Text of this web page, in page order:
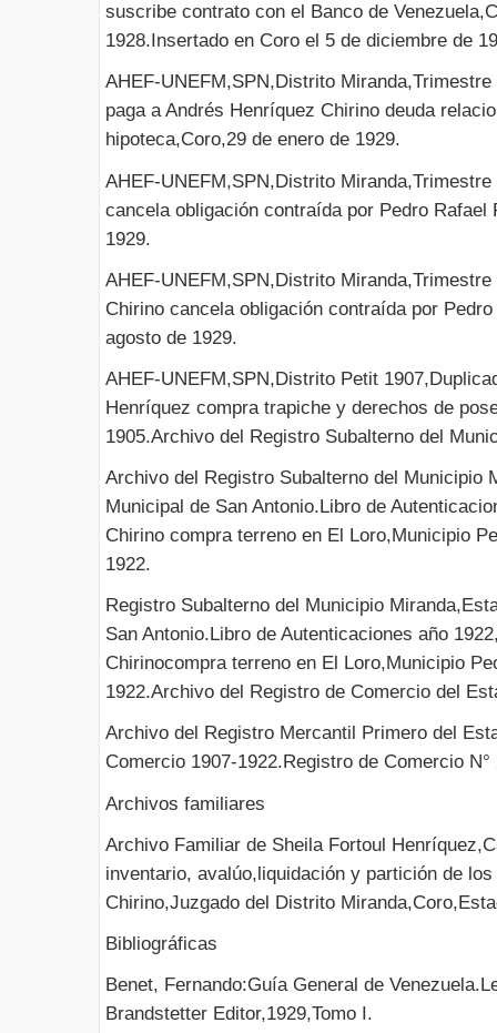
suscribe contrato con el Banco de
1928.Insertado en Coro el 5 de diciembre de
AHEF-UNEFM,SPN,Distrito
paga a Andrés Henríquez Chirino deuda
hipoteca,Coro,29 de enero de 1929.
AHEF-UNEFM,SPN,Distrito
cancela obligación contraída por Pedro Rafael
1929.
AHEF-UNEFM,SPN,Distrito
Chirino cancela obligación contraída por
agosto de 1929.
AHEF-UNEFM,SPN,Distrito Petit
Henríquez compra trapiche y derechos de
1905.Archivo del Registro Subalterno del
Archivo del Registro Subalterno del Municipio
Municipal de San Antonio.Libro de
Chirino compra terreno en El Loro,Municipio
1922.
Registro Subalterno del Municipio
San Antonio.Libro de Autenticaciones año
Chirinocompra terreno en El Loro,Municipio
1922.Archivo del Registro de Comercio del
Archivo del Registro Mercantil Primero del
Comercio 1907-1922.Registro de Comercio
Archivos familiares
Archivo Familiar de Sheila Fortoul
inventario, avalúo,liquidación y partición de
Chirino,Juzgado del Distrito
Bibliográficas
Benet, Fernando:Guía General de
Brandstetter Editor,1929,Tomo I.